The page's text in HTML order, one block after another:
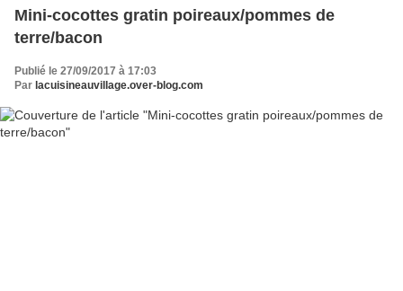
Mini-cocottes gratin poireaux/pommes de
terre/bacon
Publié le 27/09/2017 à 17:03
Par lacuisineauvillage.over-blog.com